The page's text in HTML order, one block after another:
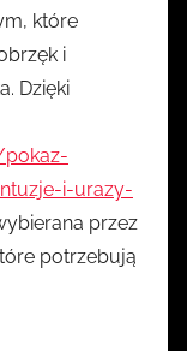
które
i
Dzięki
i-urazy-
przez
potrzebują